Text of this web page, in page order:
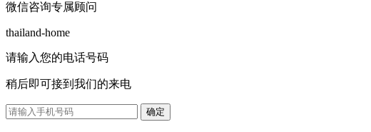
微信咨询专属顾问
thailand-home
请输入您的电话号码
稍后即可接到我们的来电